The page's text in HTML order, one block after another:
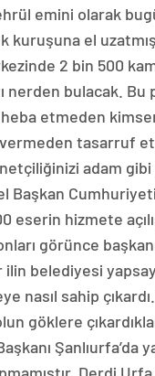
emini olarak
kuruşuna el
2 bin 500
nerden bulacak. Bu
etmeden
vermeden tasarruf
adam gibi
Başkan
eserin hizmete
görünce
belediyesi
nasıl sahip
göklere
Şanlıurfa’da